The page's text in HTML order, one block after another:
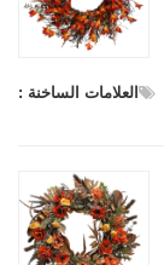
العلامات الساخنة :